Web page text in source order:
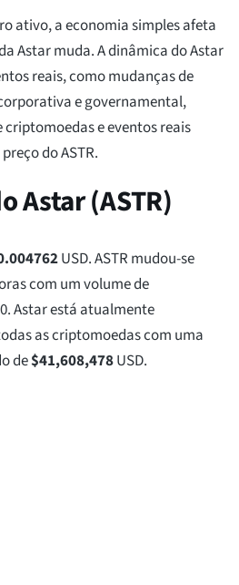
ativo, a economia simples afeta
Astar muda. A dinâmica do Astar
reais, como mudanças de
e governamental,
criptomoedas e eventos reais
do ASTR.
Astar (ASTR)
USD. ASTR mudou-se
com um volume de
. Astar está atualmente
as criptomoedas com uma
de$41,608,478USD.